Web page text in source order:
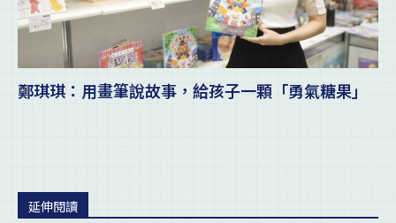
鄭琪琪：用畫筆說故事，給孩子一顆「勇氣糖果」
延伸閱讀